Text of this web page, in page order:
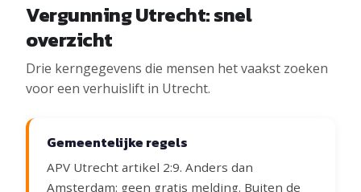
Vergunning Utrecht: snel
overzicht
Drie kerngegevens die mensen het vaakst zoeken
voor een verhuislift in Utrecht.
Gemeentelijke regels
APV Utrecht artikel 2:9. Anders dan
Amsterdam: geen gratis melding. Buiten de